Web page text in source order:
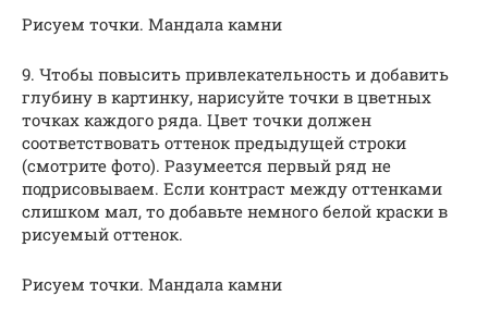
Рисуем точки. Мандала камни
9. Чтобы повысить привлекательность и добавить
глубину в картинку, нарисуйте точки в цветных
точках каждого ряда. Цвет точки должен
соответствовать оттенок предыдущей строки
(смотрите фото). Разумеется первый ряд не
подрисовываем. Если контраст между оттенками
слишком мал, то добавьте немного белой краски в
рисуемый оттенок.
Рисуем точки. Мандала камни